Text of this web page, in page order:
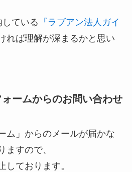
ている 『ラブアン法人ガイ
れば理解が深まるかと思い
ームからのお問い合わせ
ム」からのメールが届かな
ますので、
しております。